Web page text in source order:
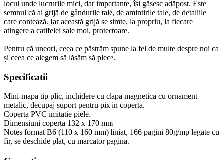
locul unde lucrurile mici, dar importante, își găsesc adăpost. Este
semnul că ai grijă de gândurile tale, de amintirile tale, de detaliile
care contează. Iar această grijă se simte, la propriu, la fiecare
atingere a catifelei sale moi, protectoare.
Pentru că uneori, ceea ce păstrăm spune la fel de multe despre noi ca
și ceea ce alegem să lăsăm să plece.
Specificatii
Mini-mapa tip plic, inchidere cu clapa magnetica cu ornament
metalic, decupaj suport pentru pix in coperta.
Coperta PVC imitatie piele.
Dimensiuni coperta 132 x 170 mm
Notes format B6 (110 x 160 mm) liniat, 166 pagini 80g/mp legate cu
fir, se deschide plat, cu marcator pagina.